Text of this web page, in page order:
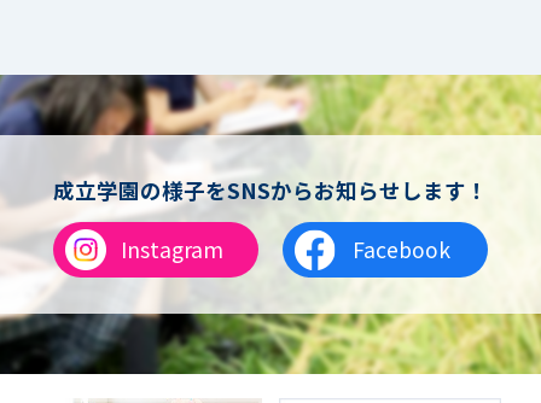
女子バスケットボール
男女バスケットボール（中学）
男子バドミントン
女子バドミントン
チアリーディング
総合格闘技
合気道
女子テニス
男子バレーボール
体操
ダンス
英会話
成立学園の様子をSNSからお知らせします！
Instagram
Facebook